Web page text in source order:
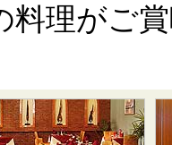
料理がご